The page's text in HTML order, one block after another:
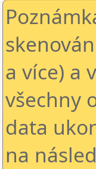
a více) a
všechny
data
na